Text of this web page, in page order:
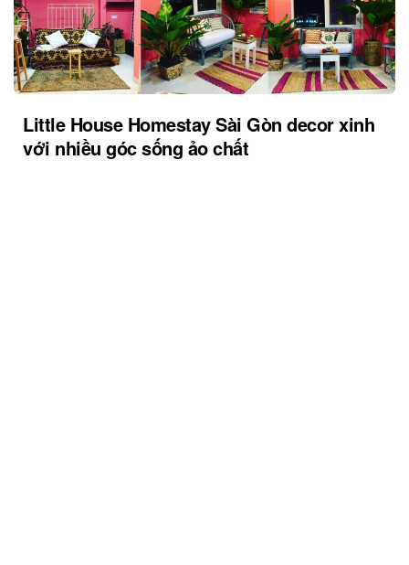
Little House Homestay Sài Gòn decor xinh
với nhiều góc sống ảo chất